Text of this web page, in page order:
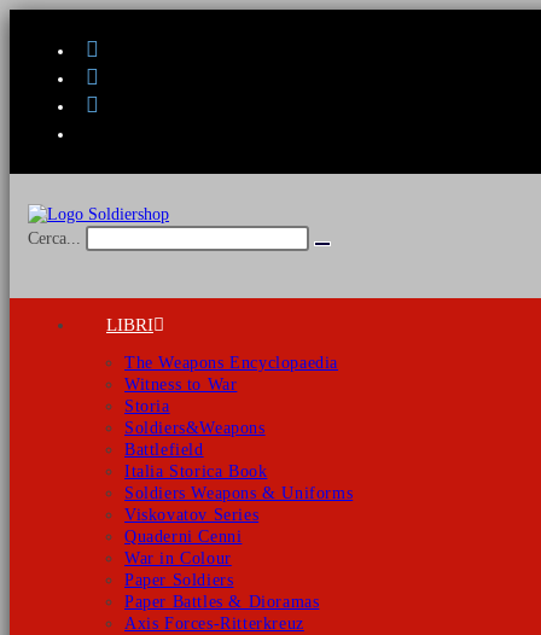
Cerca...
Invia
LIBRI
The Weapons Encyclopaedia
Witness to War
Storia
Soldiers&Weapons
Battlefield
Italia Storica Book
Soldiers Weapons & Uniforms
Viskovatov Series
Quaderni Cenni
War in Colour
Paper Soldiers
Paper Battles & Dioramas
Axis Forces-Ritterkreuz